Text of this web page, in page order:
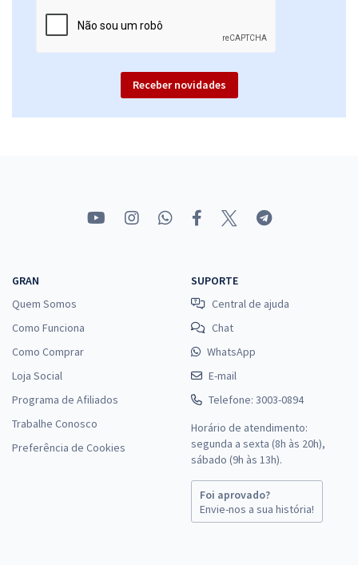
Receber novidades
GRAN
Quem Somos
Como Funciona
Como Comprar
Loja Social
Programa de Afiliados
Trabalhe Conosco
Preferência de Cookies
SUPORTE
Central de ajuda
Chat
WhatsApp
E-mail
Telefone: 3003-0894
Horário de atendimento:
segunda a sexta (8h às 20h),
sábado (9h às 13h).
Foi aprovado?
Envie-nos a sua história!